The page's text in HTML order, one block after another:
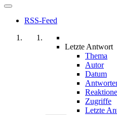
RSS-Feed
Letzte Antwort
Thema
Autor
Datum
Zugriffe
Letzte